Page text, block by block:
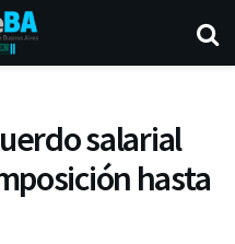
salarial
hasta